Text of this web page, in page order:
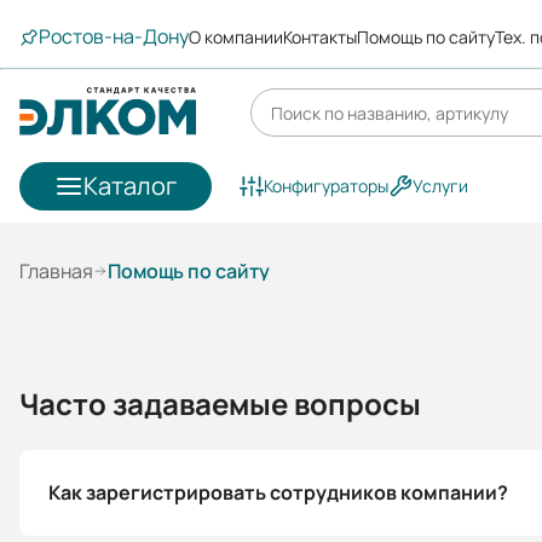
Ростов-на-ДонуО компанииКонтактыПомощь по сайтуТех.
Каталог Конфигураторы Услуги
Главная Помощь по сайту
Часто задаваемые вопросы
Как зарегистрировать сотрудников компании?